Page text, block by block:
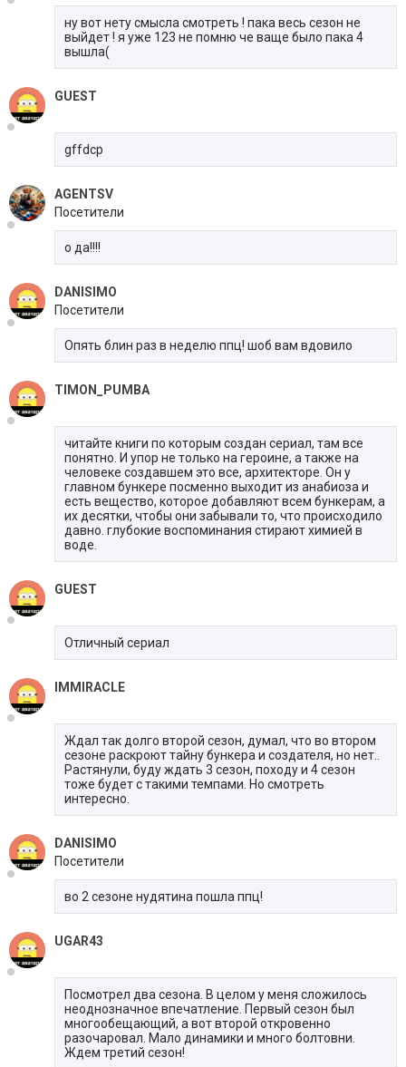
ну вот нету смысла смотреть ! пака весь сезон не
выйдет ! я уже 123 не помню че ваще было пака 4
вышла(
GUEST
gffdcp
AGENTSV
Посетители
о да!!!!
DANISIMO
Посетители
Опять блин раз в неделю ппц! шоб вам вдовило
TIMON_PUMBA
читайте книги по которым создан сериал, там все
понятно. И упор не только на героине, а также на
человеке создавшем это все, архитекторе. Он у
главном бункере посменно выходит из анабиоза и
есть вещество, которое добавляют всем бункерам, а
их десятки, чтобы они забывали то, что происходило
давно. глубокие воспоминания стирают химией в
воде.
GUEST
Отличный сериал
IMMIRACLE
Ждал так долго второй сезон, думал, что во втором
сезоне раскроют тайну бункера и создателя, но нет..
Растянули, буду ждать 3 сезон, походу и 4 сезон
тоже будет с такими темпами. Но смотреть
интересно.
DANISIMO
Посетители
во 2 сезоне нудятина пошла ппц!
UGAR43
Посмотрел два сезона. В целом у меня сложилось
неоднозначное впечатление. Первый сезон был
многообещающий, а вот второй откровенно
разочаровал. Мало динамики и много болтовни.
Ждем третий сезон!